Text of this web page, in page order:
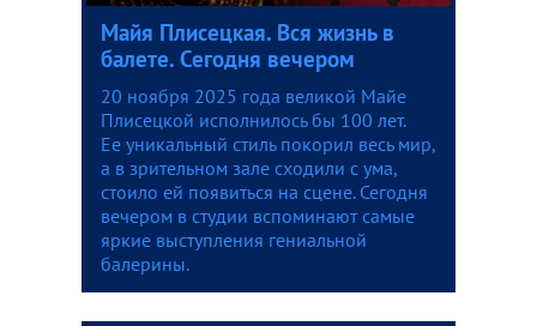
Майя Плисецкая. Вся жизнь в
балете. Сегодня вечером
20 ноября 2025 года великой Майе
Плисецкой исполнилось бы 100 лет.
Ее уникальный стиль покорил весь мир,
а в зрительном зале сходили с ума,
стоило ей появиться на сцене. Сегодня
вечером в студии вспоминают самые
яркие выступления гениальной
балерины.